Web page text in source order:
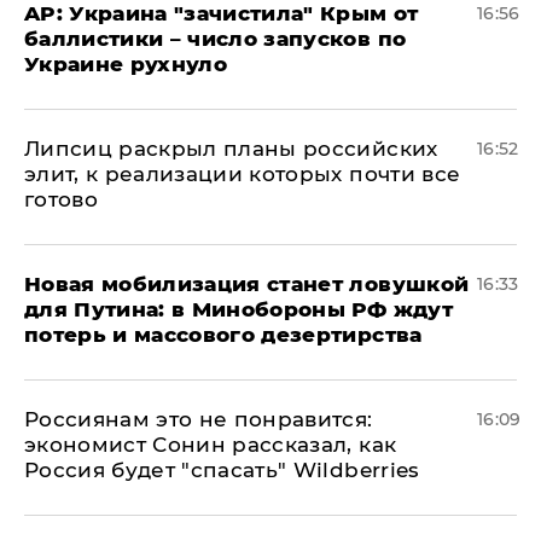
AP: Украина "зачистила" Крым от
баллистики – число запусков по
Украине рухнуло
16:56
Липсиц раскрыл планы российских
элит, к реализации которых почти все
готово
16:52
​Новая мобилизация станет ловушкой
для Путина: в Минобороны РФ ждут
потерь и массового дезертирства
16:33
Россиянам это не понравится:
экономист Сонин рассказал, как
Россия будет "спасать" Wildberries
16:09